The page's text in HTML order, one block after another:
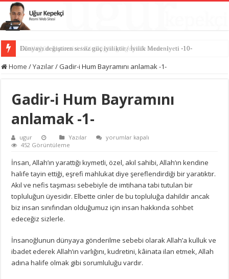
Dünyayı değiştiren sessiz güç iyiliktir / İyilik Medeniyeti -10-
Home /Yazılar/Gadir-i Hum Bayramını anlamak -1-
Gadir-i Hum Bayramını
anlamak -1-
ugur Yazılar
Gadir-
Bayramını
anlamak
-1-
için
yorumlar kapalı
452 Görüntüleme
İnsan, Allah’ın yarattığı kıymetli, özel, akıl sahibi, Allah’ın kendine
halife tayin ettiği, eşrefi mahlukat diye şereflendirdiği bir yaratıktır.
Akıl ve nefis taşıması sebebiyle de imtihana tabi tutulan bir
topluluğun üyesidir. Elbette cinler de bu topluluğa dahildir ancak
biz insan sınıfından olduğumuz için insan hakkında sohbet
edeceğiz sizlerle.
İnsanoğlunun dünyaya gönderilme sebebi olarak Allah’a kulluk ve
ibadet ederek Allah’ın varlığını, kudretini, kâinata ilan etmek, Allah
adına halife olmak gibi sorumluluğu vardır.